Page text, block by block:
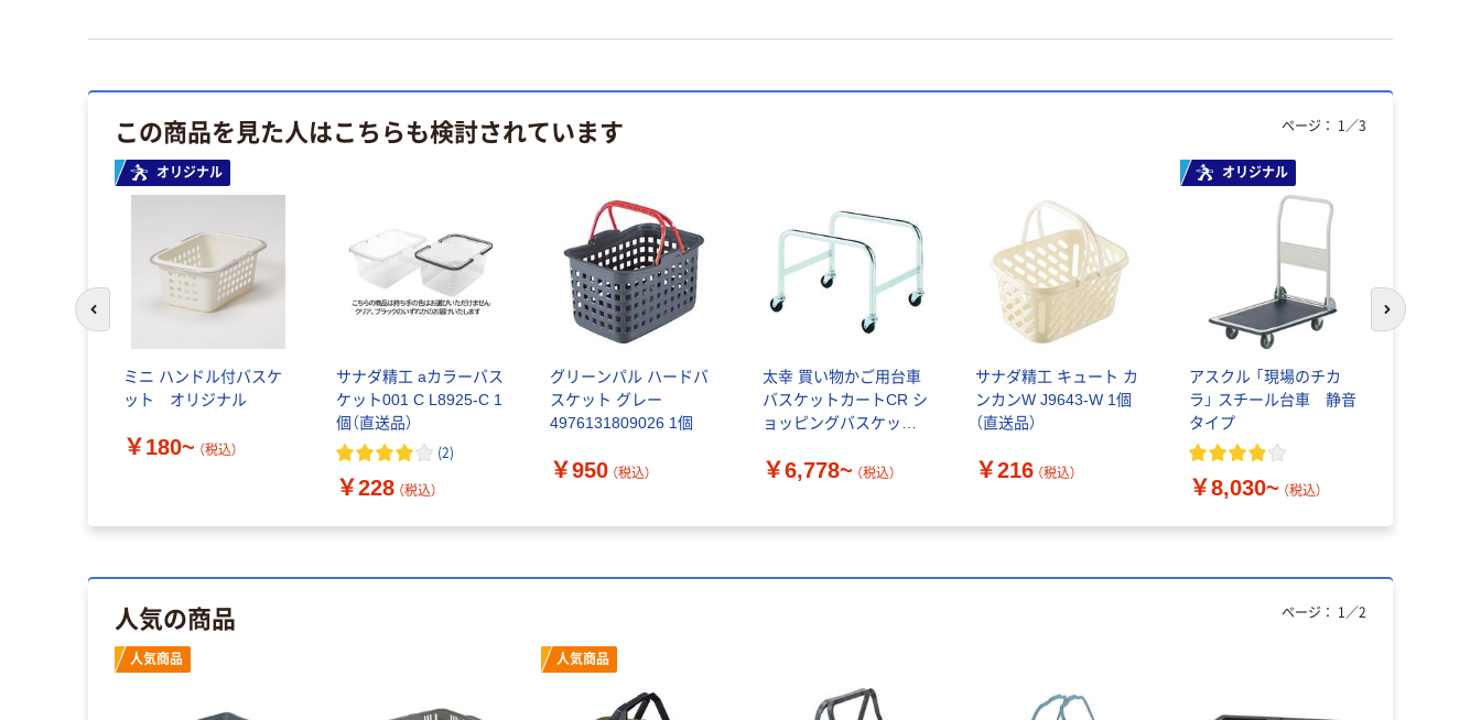
この商品を見た人はこちらも検討されています
オリジナル
ミニ ハンドル付バスケ
ット オリジナル
￥180~ （税込）
サナダ精工 aカラーバス
ケット001 C L8925-C 1
個（直送品）
(2)
￥228 （税込）
グリーンパル ハードバ
スケット グレー
4976131809026 1個
￥950 （税込）
太幸 買い物かご用台車
バスケットカートCR シ
ョッピングバスケット
￥6,778~ （税込）
サナダ精工 キュート カ
ンカンW J9643-W 1個
（直送品）
￥216 （税込）
オリジナル
アスクル 「現場のチカ
ラ」 スチール台車 静音
タイプ
￥8,030~ （税込）
ページ： 1 ／3
次のスライド
人気の商品
人気商品 人気商品
ページ： 1 ／2